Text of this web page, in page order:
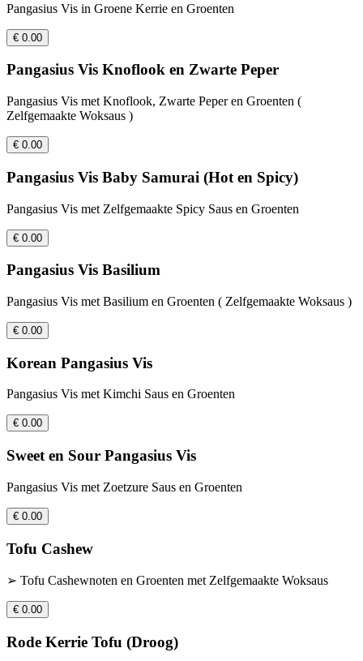
Pangasius Vis in Groene Kerrie en Groenten
€ 0.00
Pangasius Vis Knoflook en Zwarte Peper
Pangasius Vis met Knoflook, Zwarte Peper en Groenten (
Zelfgemaakte Woksaus )
€ 0.00
Pangasius Vis Baby Samurai (Hot en Spicy)
Pangasius Vis met Zelfgemaakte Spicy Saus en Groenten
€ 0.00
Pangasius Vis Basilium
Pangasius Vis met Basilium en Groenten ( Zelfgemaakte Woksaus )
€ 0.00
Korean Pangasius Vis
Pangasius Vis met Kimchi Saus en Groenten
€ 0.00
Sweet en Sour Pangasius Vis
Pangasius Vis met Zoetzure Saus en Groenten
€ 0.00
Tofu Cashew
➢ Tofu Cashewnoten en Groenten met Zelfgemaakte Woksaus
€ 0.00
Rode Kerrie Tofu (Droog)